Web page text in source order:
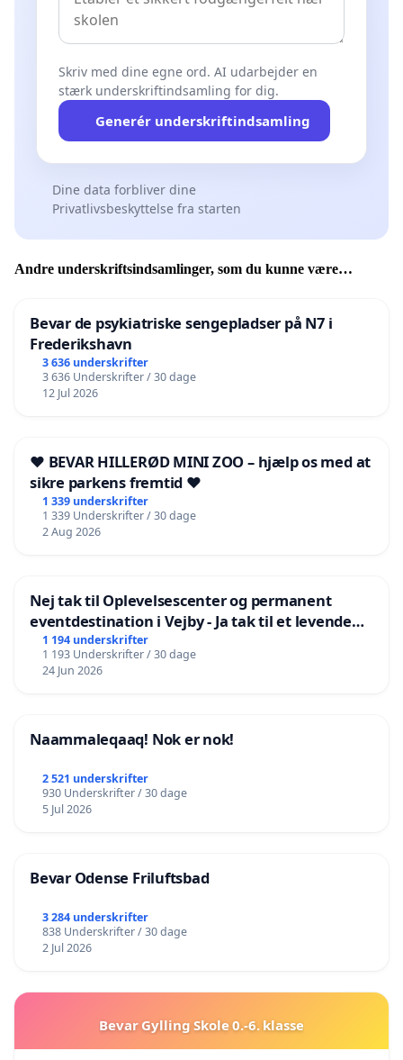
Skriv med dine egne ord. AI udarbejder en
stærk underskriftindsamling for dig.
Generér underskriftindsamling
Dine data forbliver dine
Privatlivsbeskyttelse fra starten
Andre underskriftsindsamlinger, som du kunne være
Bevar de psykiatriske sengepladser på N7 i
Frederikshavn
3 636 underskrifter
3 636 Underskrifter / 30 dage
12 Jul 2026
❤️ BEVAR HILLERØD MINI ZOO – hjælp os med at
sikre parkens fremtid ❤️
1 339 underskrifter
1 339 Underskrifter / 30 dage
2 Aug 2026
Nej tak til Oplevelsescenter og permanent
eventdestination i Vejby - Ja tak til et levende
lokalområde i balance
1 194 underskrifter
1 193 Underskrifter / 30 dage
24 Jun 2026
Naammaleqaaq! Nok er nok!
2 521 underskrifter
930 Underskrifter / 30 dage
5 Jul 2026
Bevar Odense Friluftsbad
3 284 underskrifter
838 Underskrifter / 30 dage
2 Jul 2026
Bevar Gylling Skole 0.-6. klasse